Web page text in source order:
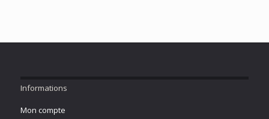
Informations
Mon compte